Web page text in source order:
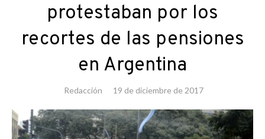
protestaban por los
recortes de las pensiones
en Argentina
Redacción 19 de diciembre de 2017